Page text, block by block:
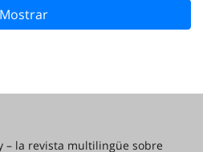
Mostrar
– la revista multilingüe sobre